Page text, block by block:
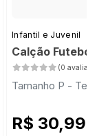
Infantil e Juvenil
Calção
(0
Tamanho P -
R$ 30,99